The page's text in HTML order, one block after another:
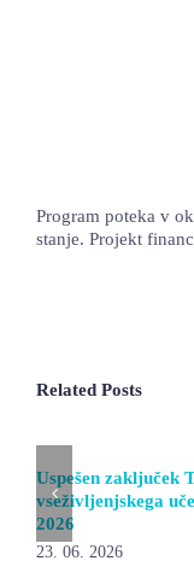
Program poteka v
stanje. Projekt
Related Posts
Uspešen zaključek
vseživljenjskega
2026
23. 06. 2026